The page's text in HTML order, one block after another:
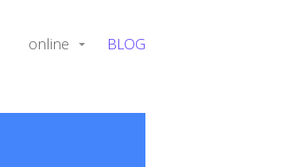
online BLOG